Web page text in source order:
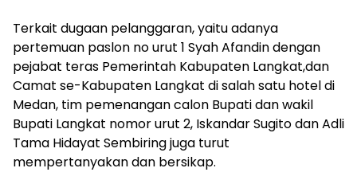
Terkait dugaan pelanggaran, yaitu adanya
pertemuan paslon no urut 1 Syah Afandin dengan
pejabat teras Pemerintah Kabupaten Langkat,dan
Camat se-Kabupaten Langkat di salah satu hotel di
Medan, tim pemenangan calon Bupati dan wakil
Bupati Langkat nomor urut 2, Iskandar Sugito dan Adli
Tama Hidayat Sembiring juga turut
mempertanyakan dan bersikap.